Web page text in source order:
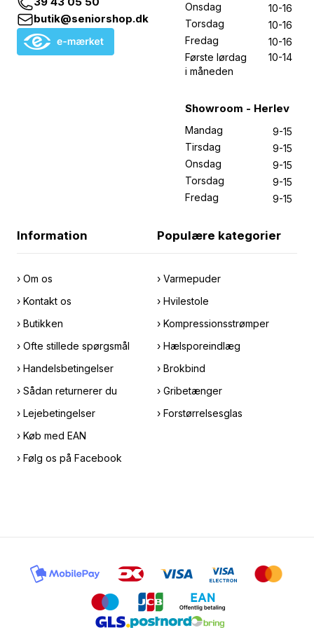
butik@seniorshop.dk
Onsdag
10-16
Torsdag
10-16
Fredag
10-16
Første lørdag
i måneden
10-14
Showroom - Herlev
Mandag
9-15
Tirsdag
9-15
Onsdag
9-15
Torsdag
9-15
Fredag
9-15
Information
› Om os
› Kontakt os
› Butikken
› Ofte stillede spørgsmål
› Handelsbetingelser
› Sådan returnerer du
› Lejebetingelser
› Køb med EAN
› Følg os på Facebook
Populære kategorier
› Varmepuder
› Hvilestole
› Kompressionsstrømper
› Hælsporeindlæg
› Brokbind
› Gribetænger
› Forstørrelsesglas